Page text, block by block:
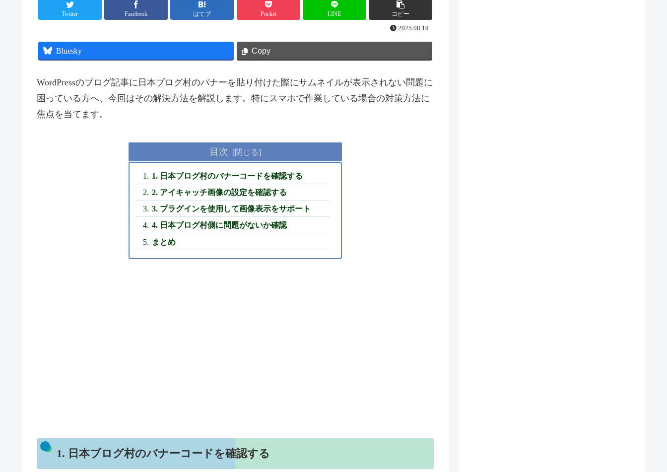
Twitter Facebook はてブ Pocket LINE コピー
2025.08.19
Bluesky Copy
WordPressのブログ記事に日本ブログ村のバナーを貼り付けた際にサムネイルが表示されない問題に
困っている方へ、今回はその解決方法を解説します。特にスマホで作業している場合の対策方法に
焦点を当てます。
目次
1. 日本ブログ村のバナーコードを確認する
2. アイキャッチ画像の設定を確認する
3. プラグインを使用して画像表示をサポート
4. 日本ブログ村側に問題がないか確認
まとめ
1. 日本ブログ村のバナーコードを確認する